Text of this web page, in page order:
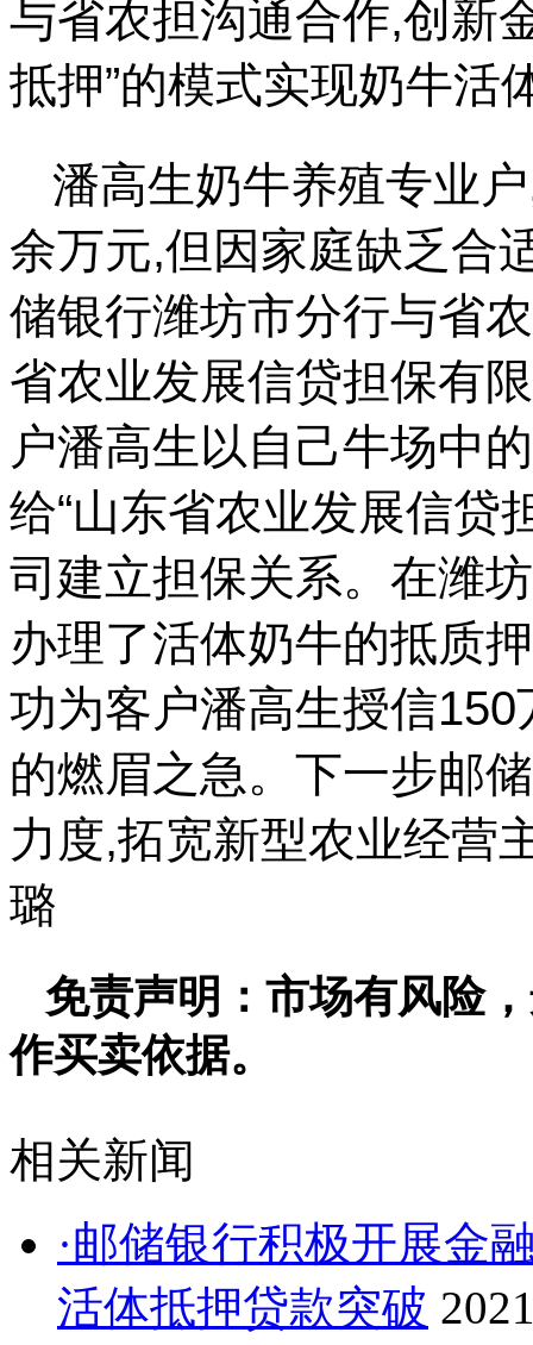
与省农担沟通合作,创新
抵押”的模式实现奶牛活
潘高生奶牛养殖专业
余万元,但因家庭缺乏合
储银行潍坊市分行与省
省农业发展信贷担保有
户潘高生以自己牛场中
给“山东省农业发展信贷
司建立担保关系。在潍
办理了活体奶牛的抵质
功为客户潘高生授信
的燃眉之急。下一步邮
力度,拓宽新型农业经营
璐
免责声明：市场有风险
作买卖依据。
相关新闻
·邮储银行积极开展金
活体抵押贷款突破